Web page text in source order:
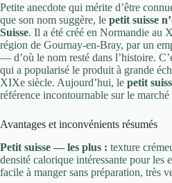
Petite anecdote qui mérite d’être
que son nom suggère, le petit suisse
Suisse. Il a été créé en Normandie au
région de Gournay-en-Bray, par un
— d’où le nom resté dans l’histoire.
qui a popularisé le produit à grande
XIXe siècle. Aujourd’hui, le petit
référence incontournable sur le marché
Avantages et inconvénients résumés
Petit suisse — les plus : texture
densité calorique intéressante pour les
facile à manger sans préparation, très